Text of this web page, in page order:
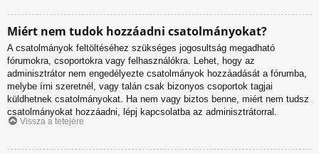
Miért nem tudok hozzáadni csatolmányokat?
A csatolmányok feltöltéséhez szükséges jogosultság megadható
fórumokra, csoportokra vagy felhasználókra. Lehet, hogy az
adminisztrátor nem engedélyezte csatolmányok hozzáadását a fórumba,
melybe írni szeretnél, vagy talán csak bizonyos csoportok tagjai
küldhetnek csatolmányokat. Ha nem vagy biztos benne, miért nem tudsz
csatolmányokat hozzáadni, lépj kapcsolatba az adminisztrátorral.
Vissza a tetejére